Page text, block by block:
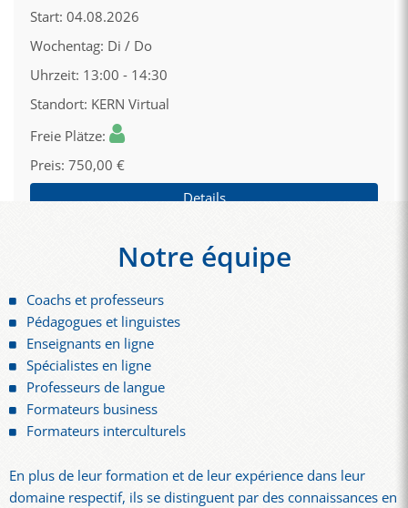
Notre équipe
Coachs et professeurs
Pédagogues et linguistes
Enseignants en ligne
Spécialistes en ligne
Professeurs de langue
Formateurs business
Formateurs interculturels
En plus de leur formation et de leur expérience dans leur
domaine respectif, ils se distinguent par des connaissances en